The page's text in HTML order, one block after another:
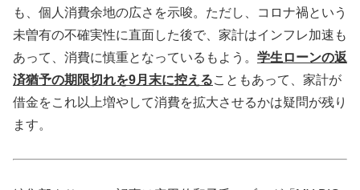
も、個人消費余地の広さを示唆。ただし、コロナ禍という
未曽有の不確実性に直面した後で、家計はインフレ加速も
あって、消費に慎重となっているもよう。 学生ローンの返
済猶予の期限切れを9月末に控えることもあって、家計が
借金をこれ以上増やして消費を拡大させるかは疑問が残り
ます。